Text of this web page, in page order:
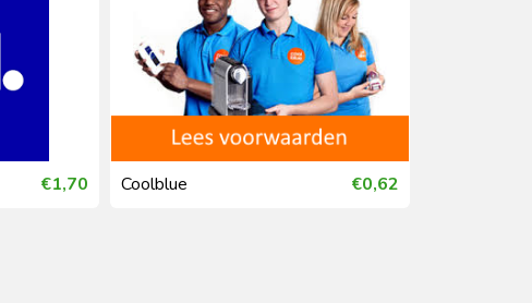
€1,70 Coolblue €0,62